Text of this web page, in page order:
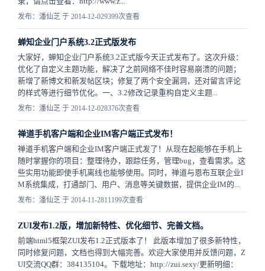
发布：潘仙芝 于 2014-12-029399次查看
蝉知企业门户系统3.2正式版发布
大家好，蝉知企业门户系统3.2正式版今天正式发布了。这次升级：
优化了自定义主题功能，解决了之前网络不佳时容易崩溃的问题；
新增了新博文和新发帖区块；修复了两个安全漏洞，还对留言评论
的样式等进行细节优化。一、3.2修改记录重构自定义主题...
发布：潘仙芝 于 2014-12-028376次查看
禅道手机客户端和企业IM客户端正式发布！
禅道手机客户端和企业IM客户端正式发了！从现在起能够在手机上
随时掌握你的项目：整理待办，跟踪任务，管理bug，查看需求。这
些实用功能即使手机离线也能够使用。同时，禅道与恩布互联企业I
M系统集成，打通部门、用户、消息等关键数据，提供企业IM的...
发布：潘仙芝 于 2014-11-2811199次查看
ZUI发布1.2版，增加新特性、优化细节、完善文档。
前端html5框架ZUI发布1.2正式版本了！ 此版本增加了很多新特性，
同时修复问题，文档也得到大幅完善。欢迎大家使用并反馈问题，Z
UI交流QQ群：384135104。下载地址：http://zui.sexy/更新明细：